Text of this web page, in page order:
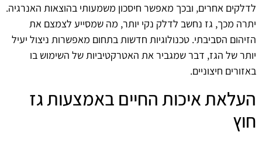
לדלקים אחרים, ובכך מאפשר חיסכון משמעותי בהוצאות האנרגיה.
יתרה מכך, גז נחשב לדלק נקי יותר, מה שמסייע לצמצם את
הזיהום הסביבתי. טכנולוגיות חדשות בתחום מאפשרות ניצול יעיל
יותר של הגז, דבר שמגביר את האטרקטיביות של השימוש בו
באזורים חיצוניים.
העלאת איכות החיים באמצעות גז
חוץ